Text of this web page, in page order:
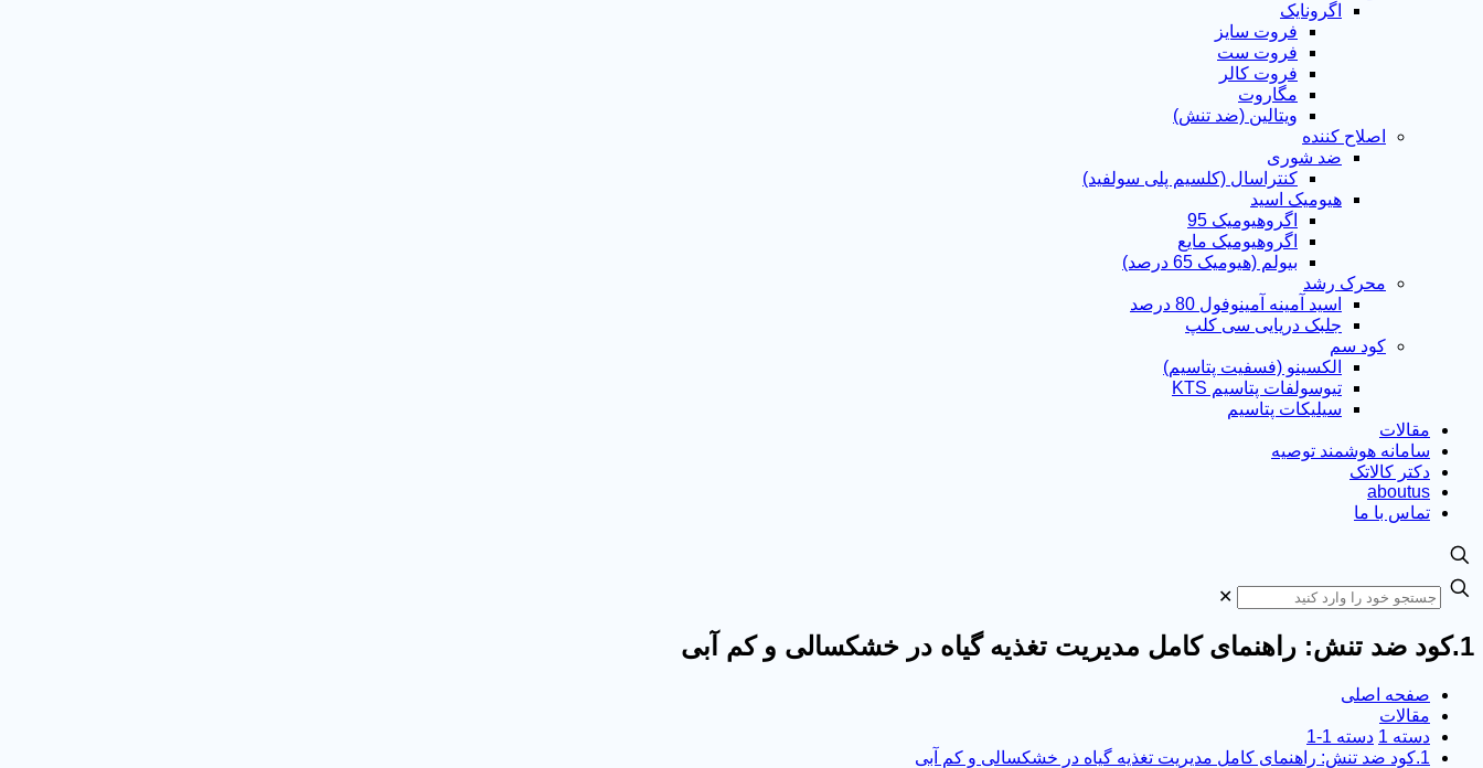
اگرونایک
فروت سایز
فروت ست
فروت کالر
مگاروت
ویتالین (ضد تنش)
اصلاح کننده
ضد شوری
کنتراسال (کلسیم پلی سولفید)
هیومیک اسید
اگروهیومیک 95
اگروهیومیک مایع
بیولم (هیومیک 65 درصد)
محرک رشد
اسید آمینه آمینوفول 80 درصد
جلبک دریایی سی کلپ
کود سم
الکسینو (فسفیت پتاسیم)
تیوسولفات پتاسیم KTS
سیلیکات پتاسیم
مقالات
سامانه هوشمند توصیه
دکتر کالاتک
aboutus
تماس با ما
✕
1.کود ضد تنش: راهنمای کامل مدیریت تغذیه گیاه در خشکسالی و کم آبی
صفحه اصلی
مقالات
دسته 1
دسته 1-1
1.کود ضد تنش: راهنمای کامل مدیریت تغذیه گیاه در خشکسالی و کم آبی